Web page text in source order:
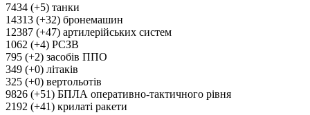
7434 (+5) танки
14313 (+32) бронемашин
12387 (+47) артилерійських систем
1062 (+4) РСЗВ
795 (+2) засобів ППО
349 (+0) літаків
325 (+0) вертольотів
9826 (+51) БПЛА оперативно-тактичного рівня
2192 (+41) крилаті ракети